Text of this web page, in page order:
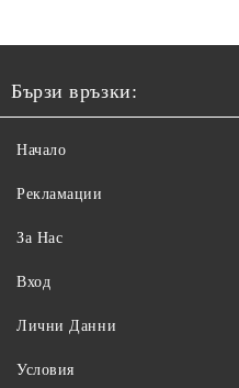
Бързи връзки:
Начало
Рекламации
За Нас
Вход
Лични Данни
Условия